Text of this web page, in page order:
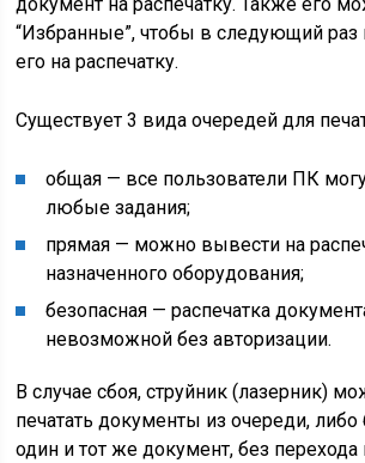
“Избранные”, чтобы в следующий раз
его на распечатку.
Существует 3 вида очередей для
общая — все пользователи ПК
любые задания;
прямая — можно вывести на
назначенного оборудования;
безопасная — распечатка
невозможной без авторизации.
В случае сбоя, струйник (лазерник)
печатать документы из очереди, либо
один и тот же документ, без